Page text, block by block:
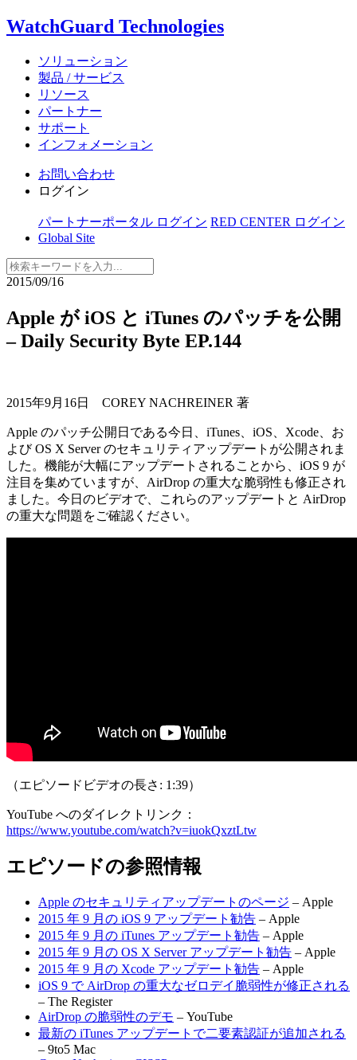
WatchGuard Technologies
ソリューション
製品 / サービス
リソース
パートナー
サポート
インフォメーション
お問い合わせ
ログイン
パートナーポータル ログイン RED CENTER ログイン
Global Site
2015/09/16
Apple が iOS と iTunes のパッチを公開
– Daily Security Byte EP.144
2015年9月16日 COREY NACHREINER 著
Apple のパッチ公開日である今日、iTunes、iOS、Xcode、お
よび OS X Server のセキュリティアップデートが公開されま
した。機能が大幅にアップデートされることから、iOS 9 が
注目を集めていますが、AirDrop の重大な脆弱性も修正され
ました。今日のビデオで、これらのアップデートと AirDrop
の重大な問題をご確認ください。
（エピソードビデオの長さ: 1:39）
YouTube へのダイレクトリンク：
https://www.youtube.com/watch?v=iuokQxztLtw
エピソードの参照情報
Apple のセキュリティアップデートのページ – Apple
2015 年 9 月の iOS 9 アップデート勧告 – Apple
2015 年 9 月の iTunes アップデート勧告 – Apple
2015 年 9 月の OS X Server アップデート勧告 – Apple
2015 年 9 月の Xcode アップデート勧告 – Apple
iOS 9 で AirDrop の重大なゼロデイ脆弱性が修正される
– The Register
AirDrop の脆弱性のデモ – YouTube
最新の iTunes アップデートで二要素認証が追加される
– 9to5 Mac